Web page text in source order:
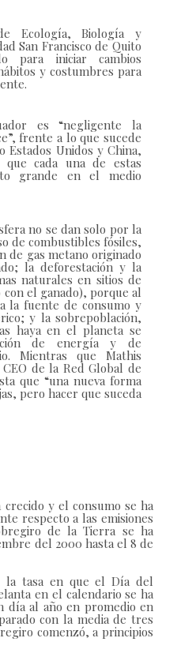
Ecología, Biología y
San Francisco de Quito
para iniciar cambios
y costumbres para
es “negligente la
frente a lo que sucede
Estados Unidos y China,
cada una de estas
grande en el medio
no se dan solo por la
de combustibles fósiles,
de gas metano originado
la deforestación y la
naturales en sitios de
el ganado), porque al
la fuente de consumo y
y la sobrepoblación,
haya en el planeta se
de energía y de
Mientras que Mathis
de la Red Global de
que “una nueva forma
pero hacer que suceda
y el consumo se ha
respecto a las emisiones
de la Tierra se ha
del 2000 hasta el 8 de
la tasa en que el Día del
en el calendario se ha
día al año en promedio en
con la media de tres
comenzó, a principios